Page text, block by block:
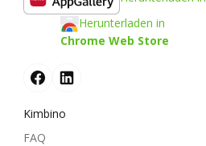
Herunterladen in
Chrome Web Store
Kimbino
FAQ